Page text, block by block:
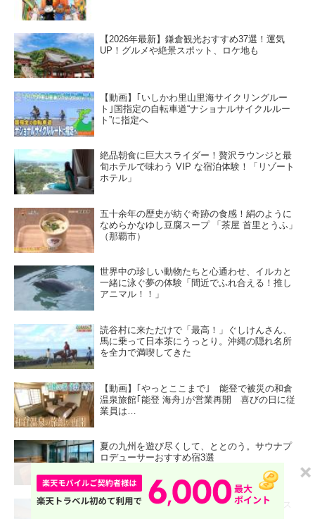
【2026年最新】鎌倉観光おすすめ37選！運気
UP！グルメや絶景スポット、ロケ地も
【動画】｢いしかわ里山里海サイクリングルー
ト｣国指定の自転車道“ナショナルサイクルルー
ト”に指定へ
絶品朝食に巨大スライダー！贅沢ラウンジと最
旬ホテルで味わう VIP な宿泊体験！「リゾート
ホテル」
五十余年の歴史が紡ぐ奇跡の食感！絹のように
なめらかなゆし豆腐スープ 「茶屋 首里とうふ」
（那覇市）
世界中の珍しい動物たちと心通わせ、イルカと
一緒に泳ぐ夢の体験「間近でふれ合える！推し
アニマル！！」
読谷村に来ただけで「最高！」ぐしけんさん、
馬に乗って日本茶にうっとり。沖縄の隠れ名所
を全力で満喫してきた
【動画】｢やっとここまで｣ 能登で被災の和倉
温泉旅館｢能登 海舟｣が営業再開 喜びの日に従
業員は…
夏の九州を遊び尽くして、ととのう。サウナプ
ロデューサーおすすめ宿3選
「沖縄かりゆしビーチリゾート・オーシャンス